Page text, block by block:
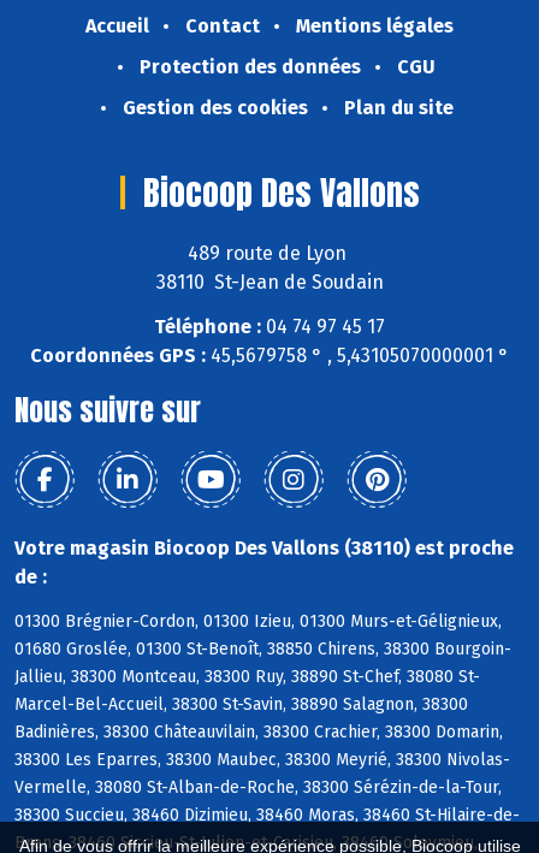
Afin de vous offrir la meilleure expérience possible, Biocoop utilise
Accueil Contact
Mentions légales
Protection des données
CGU
Gestion des cookies
Plan du site
Biocoop Des Vallons
489 route de Lyon
38110 St-Jean de Soudain
Téléphone : 04 74 97 45 17
Coordonnées GPS : 45,5679758 ° , 5,43105070000001 °
Nous suivre sur
Votre magasin Biocoop Des Vallons (38110) est proche
de :
01300 Brégnier-Cordon, 01300 Izieu, 01300 Murs-et-Gélignieux,
01680 Groslée, 01300 St-Benoît, 38850 Chirens, 38300 Bourgoin-
Jallieu, 38300 Montceau, 38300 Ruy, 38890 St-Chef, 38080 St-
Marcel-Bel-Accueil, 38300 St-Savin, 38890 Salagnon, 38300
Badinières, 38300 Châteauvilain, 38300 Crachier, 38300 Domarin,
38300 Les Eparres, 38300 Maubec, 38300 Meyrié, 38300 Nivolas-
Vermelle, 38080 St-Alban-de-Roche, 38300 Sérézin-de-la-Tour,
38300 Succieu, 38460 Dizimieu, 38460 Moras, 38460 St-Hilaire-de-
Brens, 38460 Siccieu-St-Julien-et-Carisieu, 38460 Soleymieu,